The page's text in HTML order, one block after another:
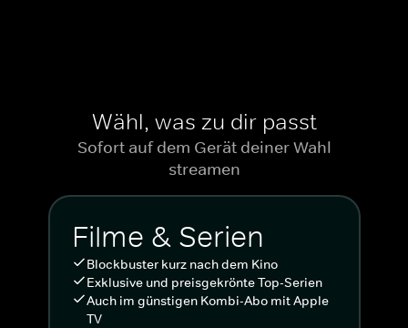
Wähl, was zu dir passt
Sofort auf dem Gerät deiner Wahl
streamen
Filme & Serien
Blockbuster kurz nach dem Kino
Exklusive und preisgekrönte Top-Serien
Auch im günstigen Kombi-Abo mit Apple
TV